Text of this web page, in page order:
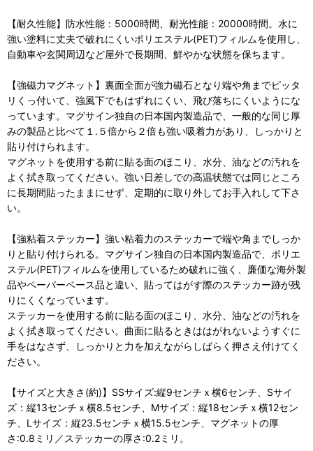
【耐久性能】防水性能：5000時間、耐光性能：20000時間。水に
強い塗料に丈夫で破れにくいポリエステル(PET)フィルムを使用し、
自動車や玄関周辺など屋外で長期間、鮮やかな状態を保ちます。
【強磁力マグネット】裏面全面が強力磁石となり端や角までピッタ
リくっ付いて、強風下でもはずれにくい、飛び落ちにくいようにな
っています。マグサイン独自の日本国内製造品で、一般的な同じ厚
みの製品と比べて１.５倍から２倍も強い吸着力があり、しっかりと
貼り付けられます。
マグネットを使用する前に貼る面のほこり、水分、油などの汚れを
よく拭き取ってください。強い日差しでの高温状態では同じところ
に長期間貼ったままにせず、定期的に取り外してお手入れして下さ
い。
【強粘着ステッカー】強い粘着力のステッカーで端や角までしっか
りと貼り付けられる。マグサイン独自の日本国内製造品で、ポリエ
ステル(PET)フィルムを使用しているため破れに強く、廉価な海外製
品やペーパーベース品と違い、貼ってはがす際のステッカー跡が残
りにくくなっています。
ステッカーを使用する前に貼る面のほこり、水分、油などの汚れを
よく拭き取ってください。曲面に貼るときははがれないようすぐに
手をはなさず、しっかりと力を加えながらしばらく押さえ付けてく
ださい。
【サイズと大きさ(約)】SSサイズ:縦9センチｘ横6センチ、Sサイ
ズ：縦13センチｘ横8.5センチ、Mサイズ：縦18センチｘ横12セン
チ、Lサイズ：縦23.5センチｘ横15.5センチ、マグネットの厚
さ:0.8ミリ／ステッカーの厚さ:0.2ミリ。